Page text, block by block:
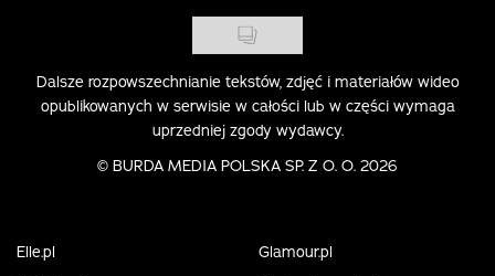
Dalsze rozpowszechnianie tekstów, zdjęć i materiałów wideo
opublikowanych w serwisie w całości lub w części wymaga
uprzedniej zgody wydawcy.
© BURDA MEDIA POLSKA SP. Z O. O. 2026
Elle.pl
Glamour.pl